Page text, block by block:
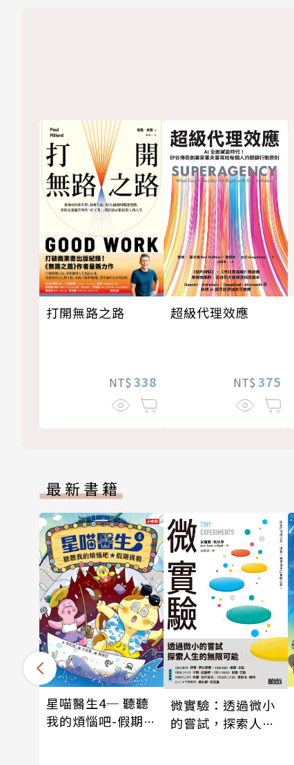
打開無路之路
NT$ 338
超級代理效應
NT$ 375
最新書籍
星喵醫生4─ 聽聽
我的煩惱吧-假期挑
微實驗：透過微小
的嘗試，探索人生